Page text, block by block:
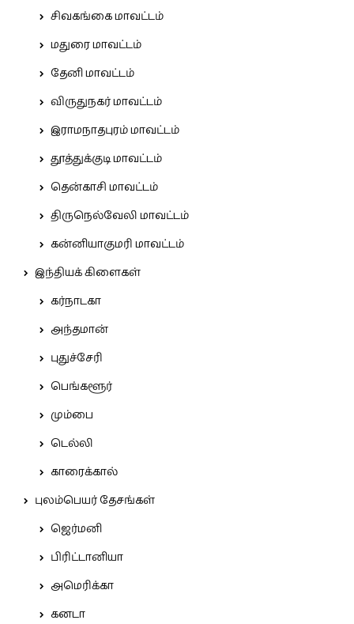
சிவகங்கை மாவட்டம்
மதுரை மாவட்டம்
தேனி மாவட்டம்
விருதுநகர் மாவட்டம்
இராமநாதபுரம் மாவட்டம்
தூத்துக்குடி மாவட்டம்
தென்காசி மாவட்டம்
திருநெல்வேலி மாவட்டம்
கன்னியாகுமரி மாவட்டம்
இந்தியக் கிளைகள்
கர்நாடகா
அந்தமான்
புதுச்சேரி
பெங்களூர்
மும்பை
டெல்லி
காரைக்கால்
புலம்பெயர் தேசங்கள்
ஜெர்மனி
பிரிட்டானியா
அமெரிக்கா
கனடா